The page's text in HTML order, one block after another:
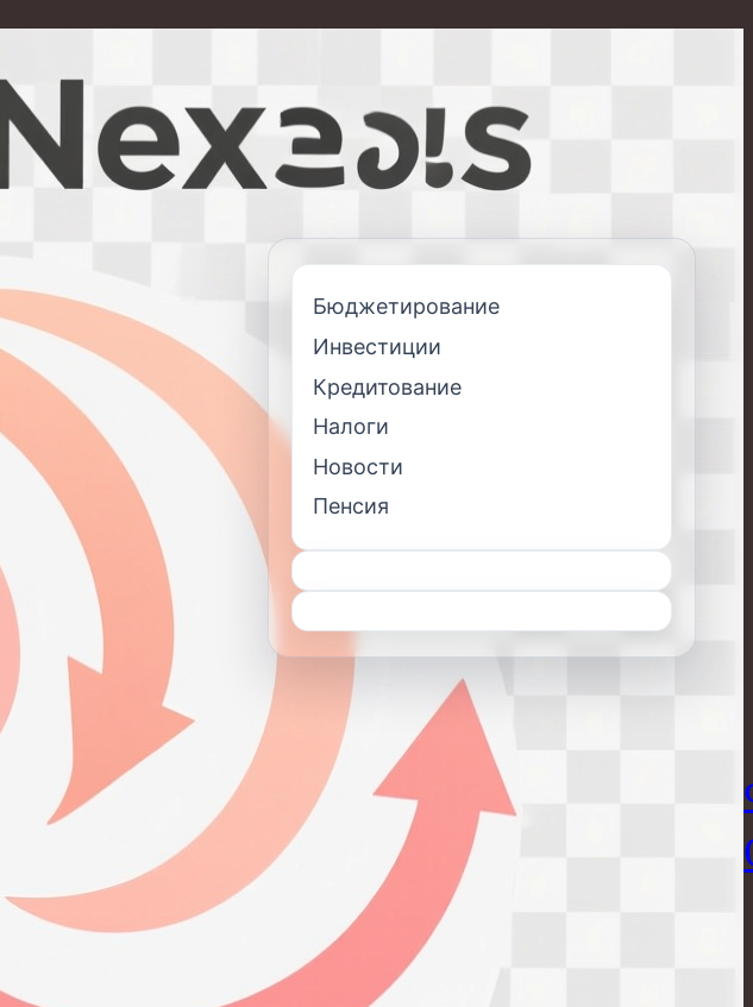
Бюджетирование
Инвестиции
Кредитование
Налоги
Новости
Пенсия